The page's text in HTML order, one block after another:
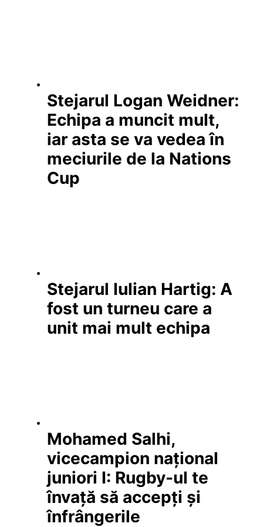
Stejarul Logan Weidner:
Echipa a muncit mult,
iar asta se va vedea în
meciurile de la Nations
Cup
Stejarul Iulian Hartig: A
fost un turneu care a
unit mai mult echipa
Mohamed Salhi,
vicecampion național
juniori I: Rugby-ul te
învață să accepți și
înfrângerile